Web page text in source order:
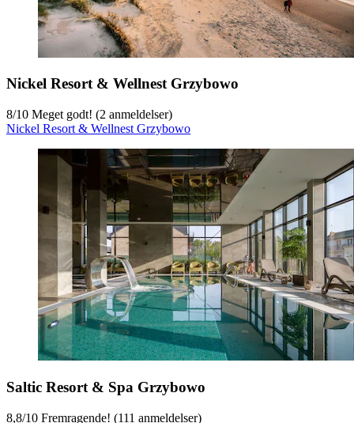
Nickel Resort & Wellnest Grzybowo
8/10 Meget godt! (2 anmeldelser)
Nickel Resort & Wellnest Grzybowo
Saltic Resort & Spa Grzybowo
8,8/10 Fremragende! (111 anmeldelser)